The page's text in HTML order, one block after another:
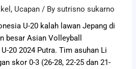
, Ucapan / Bysutrisno sukarno
U-20 kalah lawan Jepang di
besar Asian Volleyball
20 2024 Putra. Tim asuhan Li
skor 0-3 (26-28, 22-25 dan 21-